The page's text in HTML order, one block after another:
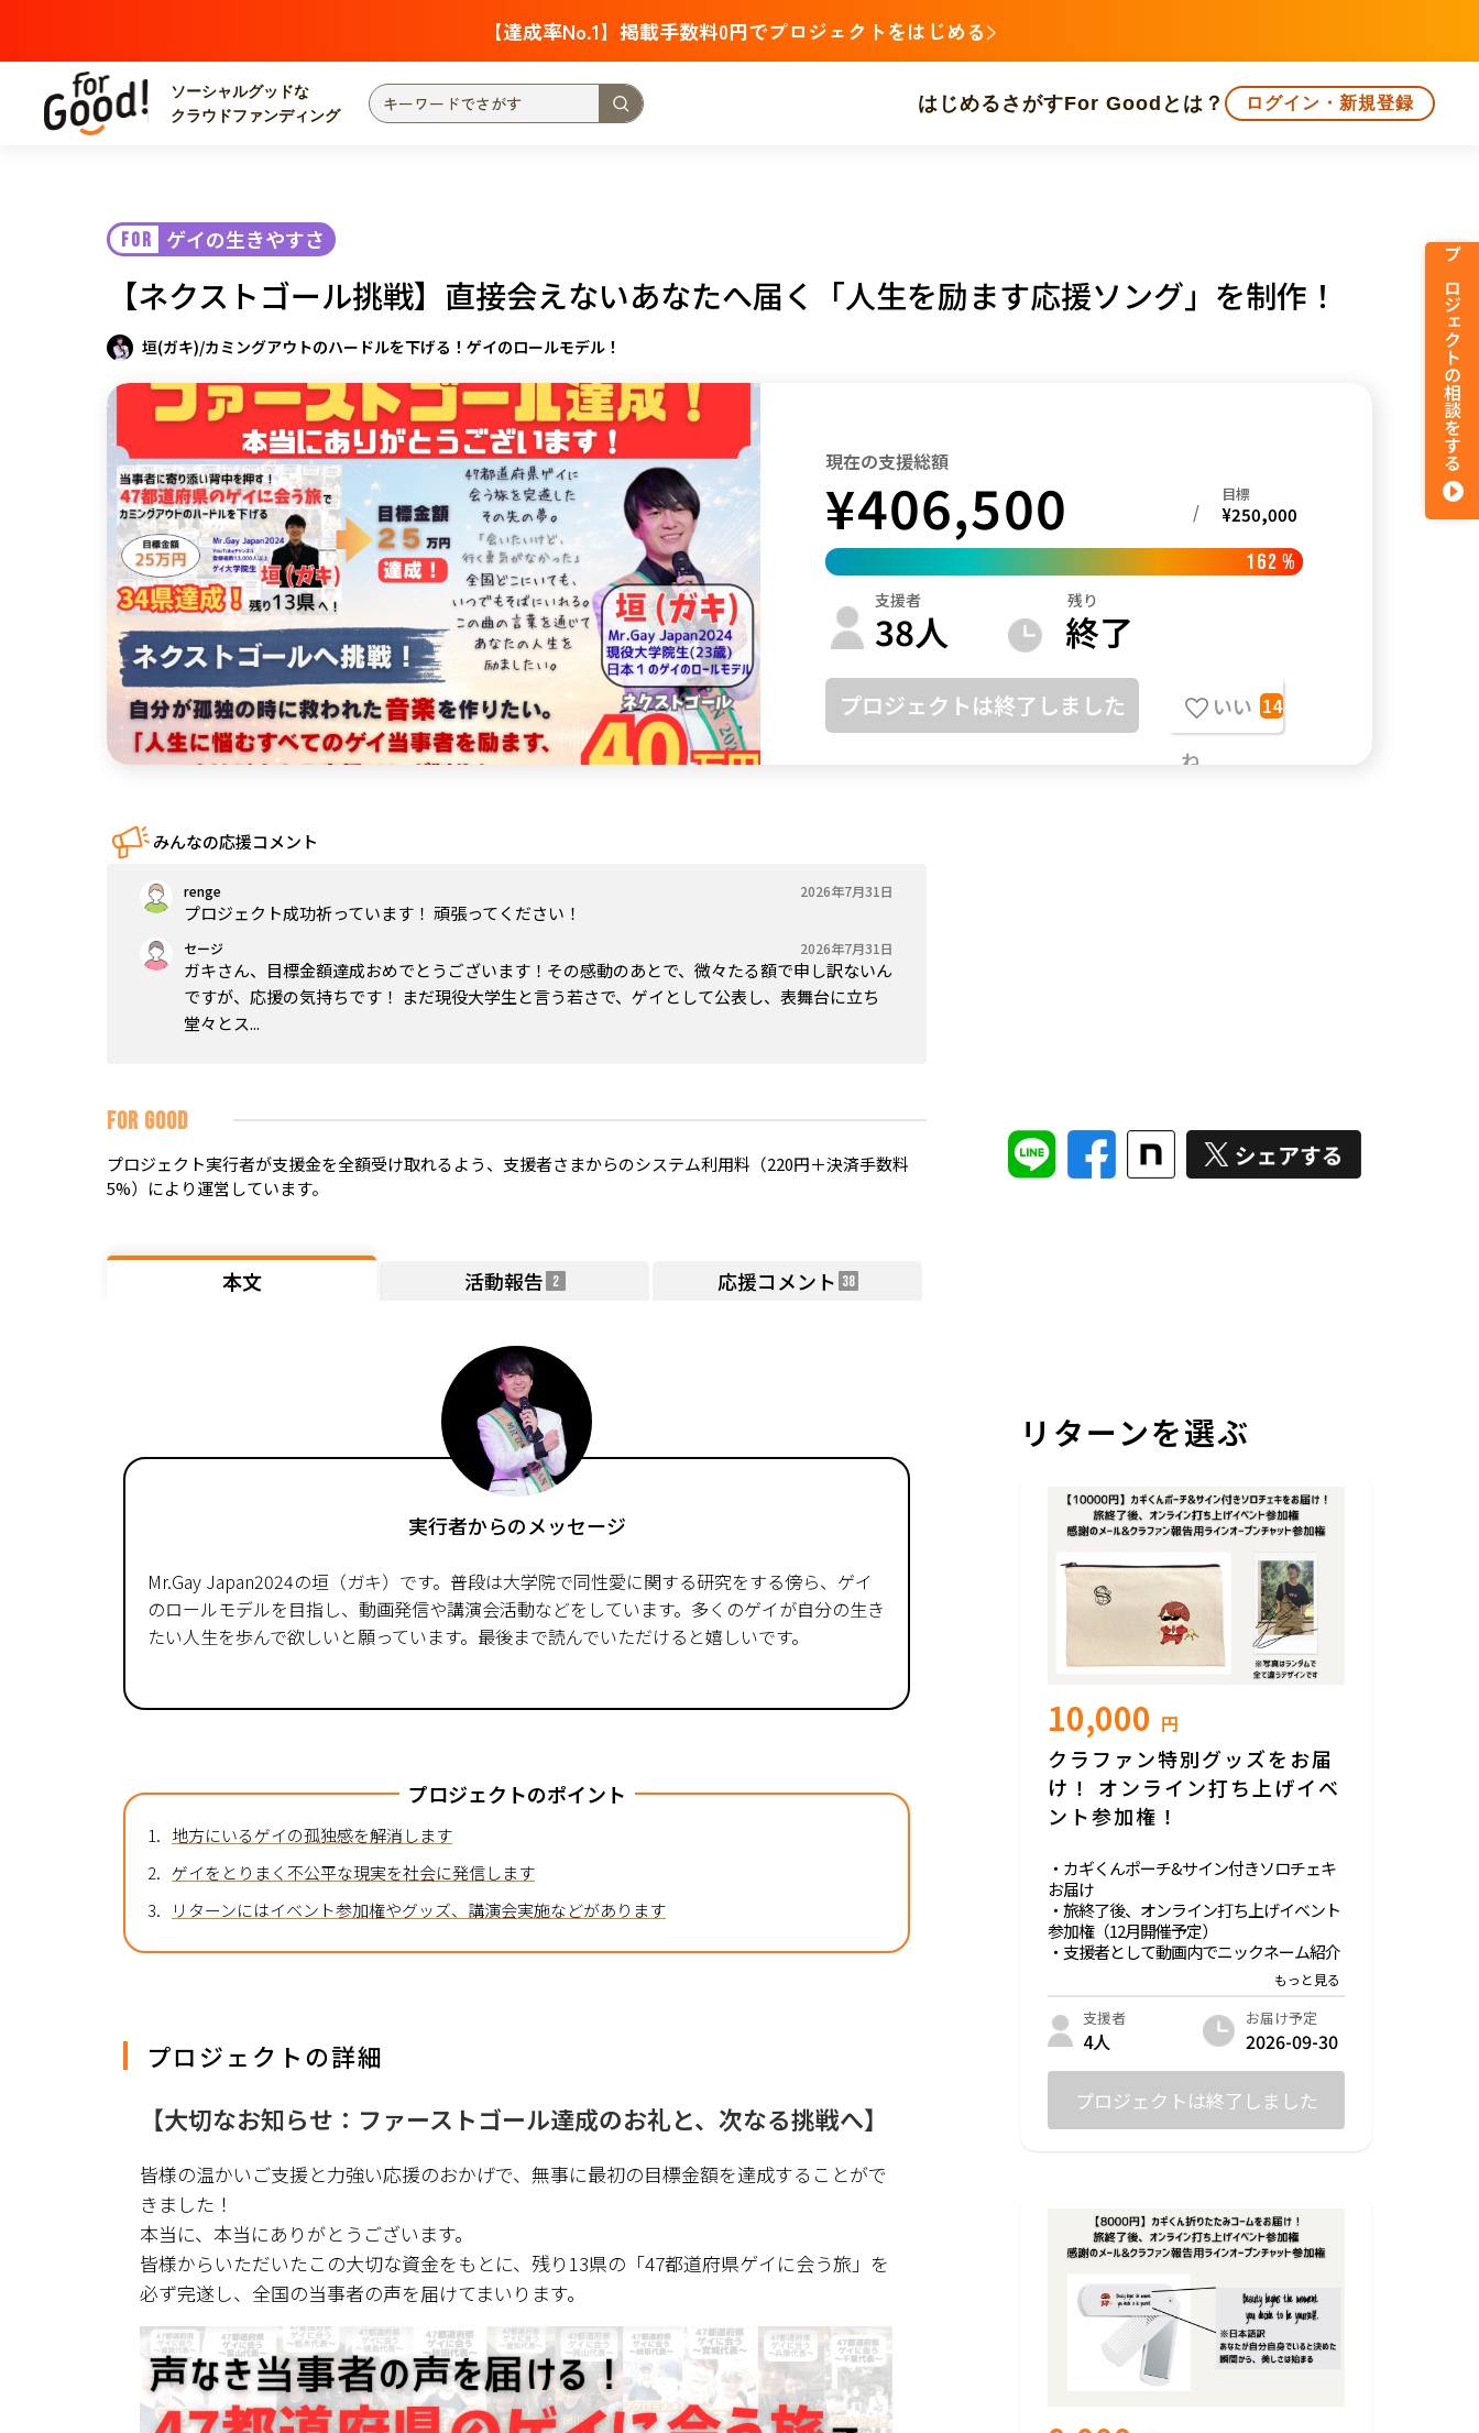
【達成率No.1】掲載手数料0円でプロジェクトをはじめる
ソーシャルグッドな
クラウドファンディング
はじめる さがすFor Goodとは？ ログイン・新規登録
カテゴリーからさがす
災害
社会貢献
地域からさがす 北海道・東北 北海道 青森
関東 茨城 栃木 群馬 埼玉 千葉
中部 新潟 富山 山梨
近畿 三重 滋賀 京都 大阪 兵庫
中国 鳥取 島根 岡山 広島 山口
四国 徳島 香川 愛媛 高知
福岡 佐賀 長崎 熊本 大分 鹿児島 沖縄
FOR ゲイの生きやすさ
【ネクストゴール挑戦】直接会えないあなたへ届く「人生を励ます応援ソング」を制作！
垣(ガキ)/カミングアウトのハードルを下げる！ゲイのロールモデル！
現在の支援総額
¥406,500 /
目標
¥250,000
162 %
支援者
38人
残り
終了
プロジェクトは終了しました
いい
ね
14
みんなの応援コメント
renge 2026年7月31日
プロジェクト成功祈っています！ 頑張ってください！
セージ 2026年7月31日
ガキさん、目標金額達成おめでとうございます！その感動のあとで、微々たる額で申し訳ないん
ですが、応援の気持ちです！ まだ現役大学生と言う若さで、ゲイとして公表し、表舞台に立ち
堂々とス...
FOR GOOD
プロジェクト実行者が支援金を全額受け取れるよう、支援者さまからのシステム利用料（220円＋決済手数料
5%）により運営しています。
プロジェクトの相談をする
本文 活動報告 2 応援コメント 38
実行者からのメッセージ
Mr.Gay Japan2024の垣（ガキ）です。普段は大学院で同性愛に関する研究をする傍ら、ゲイ
のロールモデルを目指し、動画発信や講演会活動などをしています。多くのゲイが自分の生き
たい人生を歩んで欲しいと願っています。最後まで読んでいただけると嬉しいです。
プロジェクトのポイント
1. 地方にいるゲイの孤独感を解消します
2. ゲイをとりまく不公平な現実を社会に発信します
3.
リターンにはイベント参加権やグッズ、講演会実施などがあります
プロジェクトの詳細
【大切なお知らせ：ファーストゴール達成のお礼と、次なる挑戦へ】
皆様の温かいご支援と力強い応援のおかげで、無事に最初の目標金額を達成することがで
きました！
本当に、本当にありがとうございます。
皆様からいただいたこの大切な資金をもとに、残り13県の「47都道府県ゲイに会う旅」を
必ず完遂し、全国の当事者の声を届けてまいります。
リターンを選ぶ
10,000 円
クラファン特別グッズをお届
け！ オンライン打ち上げイベ
ント参加権！
・カギくんポーチ&サイン付きソロチェキ
お届け
・旅終了後、オンライン打ち上げイベント
参加権（12月開催予定）
・支援者として動画内でニックネーム紹介
・クラファン報告用ラインオープンチャッ
ト参加権
普段は販売していない、クラファン特別グ
ッズ「カギくんポーチ」
そして絵柄はランダムな、世界で1枚だけ
が鍵を開け、クローゼットから飛び出し自
由になってほしいという願いを込めて作っ
たキャラクターです。
オンライン打ち上げイベントでは、旅を終
えての裏話やクイズ企画など、クリスマス
会を兼ねて楽しいイベントを開催いたしま
支援者
4人
お届け予定
2026-09-30
プロジェクトは終了しました